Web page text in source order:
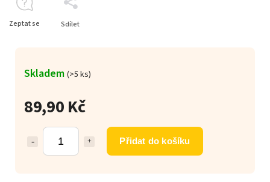
89,90 Kč
Přidat do košíku
Skladem (>5 ks)
Zeptat se Sdílet